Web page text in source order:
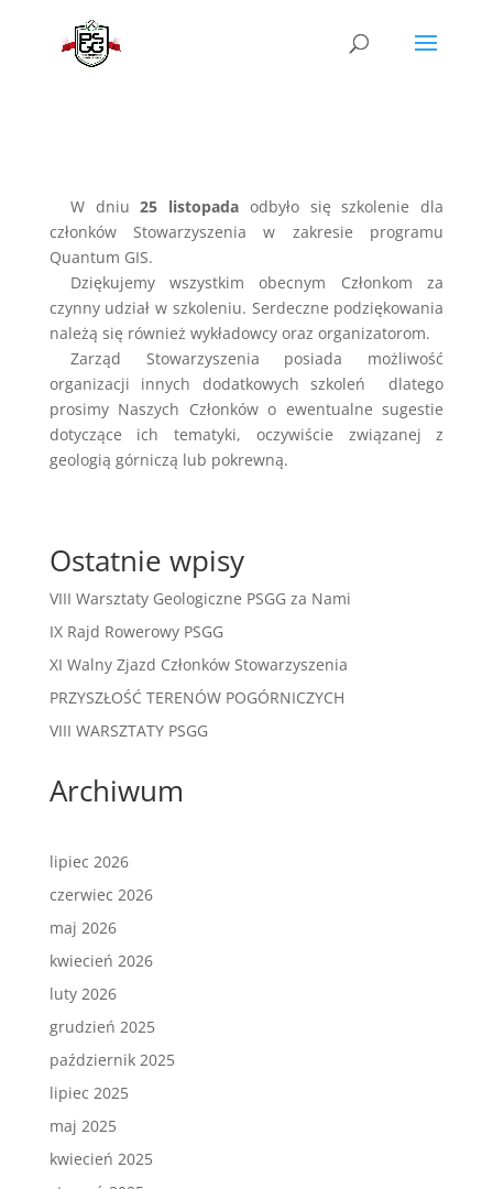
W dniu25 listopada odbyło się szkolenie dla
członków Stowarzyszenia w zakresie programu
Quantum GIS.
Dziękujemy wszystkim obecnym Członkom za
czynny udział w szkoleniu. Serdeczne podziękowania
należą się również wykładowcy oraz organizatorom.
Zarząd Stowarzyszenia posiada możliwość
organizacji innych dodatkowych szkoleń dlatego
prosimy Naszych Członków o ewentualne sugestie
dotyczące ich tematyki, oczywiście związanej z
geologią górniczą lub pokrewną.
Ostatnie wpisy
VIII Warsztaty Geologiczne PSGG za Nami
IX Rajd Rowerowy PSGG
XI Walny Zjazd Członków Stowarzyszenia
PRZYSZŁOŚĆ TERENÓW POGÓRNICZYCH
VIII WARSZTATY PSGG
Archiwum
lipiec 2026
czerwiec 2026
maj 2026
kwiecień 2026
luty 2026
grudzień 2025
październik 2025
lipiec 2025
maj 2025
kwiecień 2025